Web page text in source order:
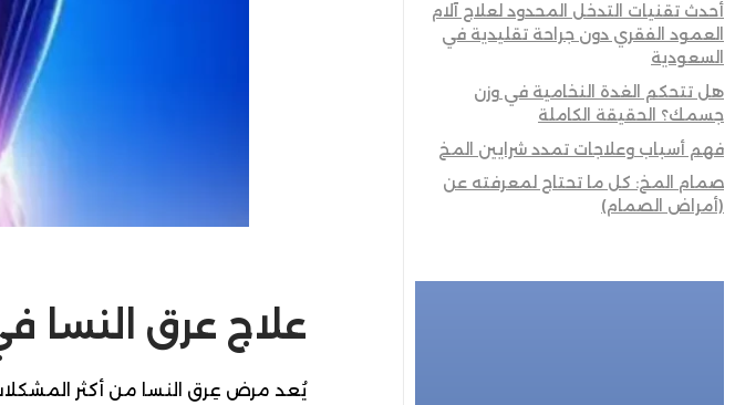
علاج عرق النسا
يُعد مرض عِرق النسا من أكثر المشكلات
أحدث تقنيات التدخل المحدود لعلاج آلام
العمود الفقري دون جراحة تقليدية في
السعودية
هل تتحكم الغدة النخامية في وزن
جسمك؟ الحقيقة الكاملة
فهم أسباب وعلاجات تمدد شرايين المخ
صمام المخ: كل ما تحتاج لمعرفته عن
(أمراض الصمام)